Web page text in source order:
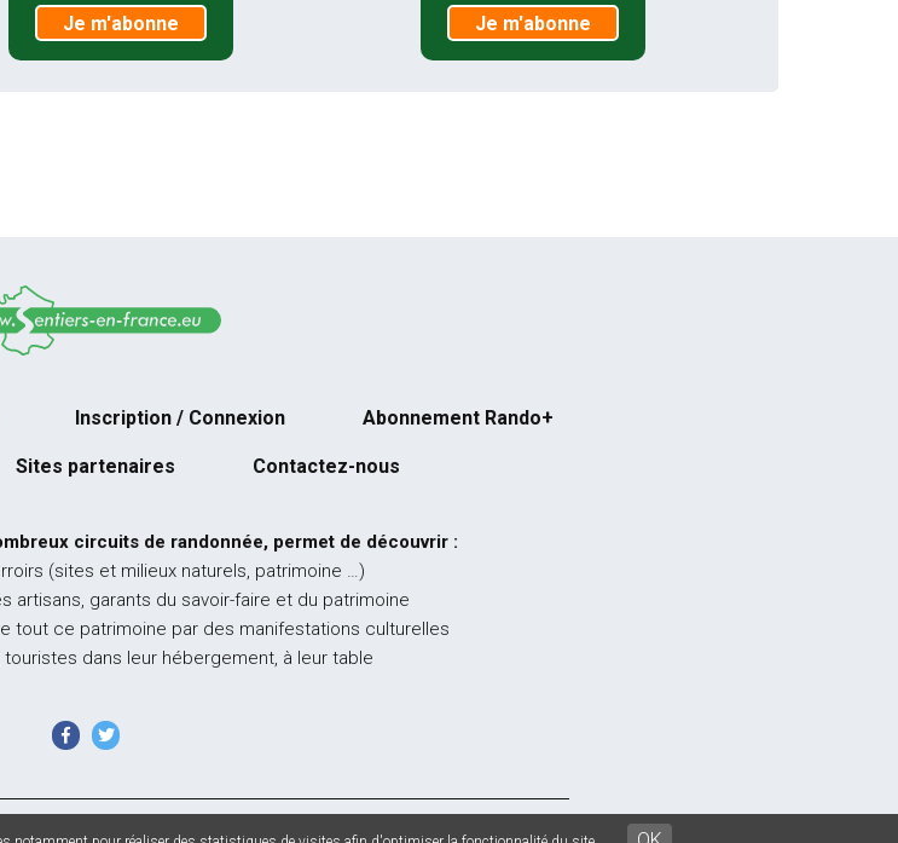
Je m'abonne Je m'abonne
Inscription / Connexion Abonnement Rando+
Sites partenaires Contactez-nous
circuits de randonnée, permet de découvrir :
(sites et milieux naturels, patrimoine …)
artisans, garants du savoir-faire et du patrimoine
tout ce patrimoine par des manifestations culturelles
dans leur hébergement, à leur table
- Photos non contractuelles - Mentions légales - CGV